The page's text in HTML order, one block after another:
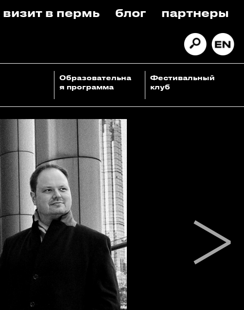
визит в пермь блог партнеры
Образовательна
я программа
Фестивальный
клуб